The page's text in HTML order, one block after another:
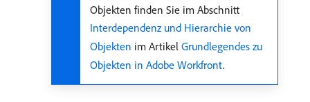
Objekten finden Sie im Abschnitt
Interdependenz und Hierarchie von
Objekten im Artikel Grundlegendes zu
Objekten in Adobe Workfront.